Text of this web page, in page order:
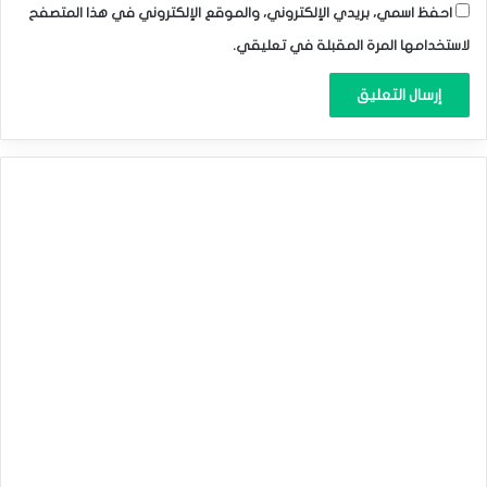
الغير زراعية يوم الجمعة.‏
فجوة أسعار الفائدة
فجوة أسعار الفائدة بين أوروبا والولايات المتحدة أصبحت حاليًا عند
125 نقطة أساس ‏لصالح أسعار الفائدة الأمريكية.وفى ظل الاحتمالات
احفظ اسمي، بريدي الإلكتروني، والموقع الإلكتروني في هذا المتصفح
لاستخدامها المرة المقبلة في تعليقي.